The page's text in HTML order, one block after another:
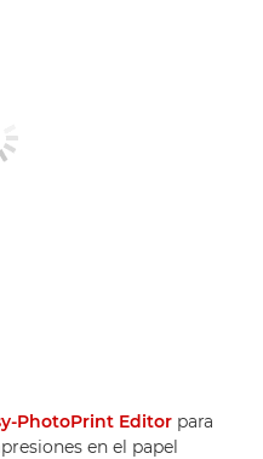
PhotoPrint Editor para
en el papel